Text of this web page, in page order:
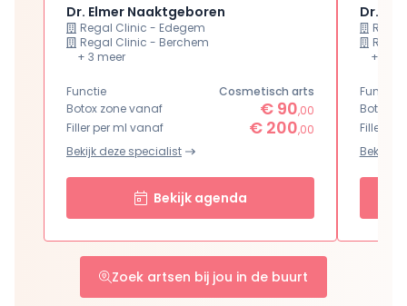
Dr. Elmer Naaktgeboren
Regal Clinic - Edegem
Regal Clinic - Berchem
+ 3 meer
Functie
Cosmetisch arts
Botox zone vanaf
€ 90,00
Filler per ml vanaf
€ 200,00
Bekijk deze specialist
Bekijk agenda
Dr.
+ 3
Functie
Botox
Filler
Bekijk
Zoek artsen bij jou in de buurt